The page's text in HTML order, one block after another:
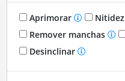
Aprimorar Nitidez
Remover manchas
Desinclinar